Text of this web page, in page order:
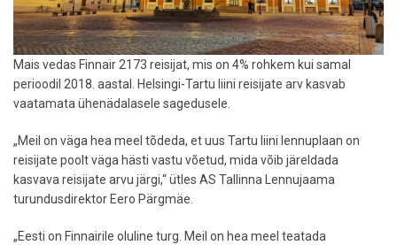
Mais vedas Finnair 2173 reisijat, mis on 4% rohkem kui samal
perioodil 2018. aastal. Helsingi-Tartu liini reisijate arv kasvab
vaatamata ühenädalasele sagedusele.
„Meil on väga hea meel tõdeda, et uus Tartu liini lennuplaan on
reisijate poolt väga hästi vastu võetud, mida võib järeldada
kasvava reisijate arvu järgi,“ ütles AS Tallinna Lennujaama
turundusdirektor Eero Pärgmäe.
„Eesti on Finnairile oluline turg. Meil on hea meel teatada